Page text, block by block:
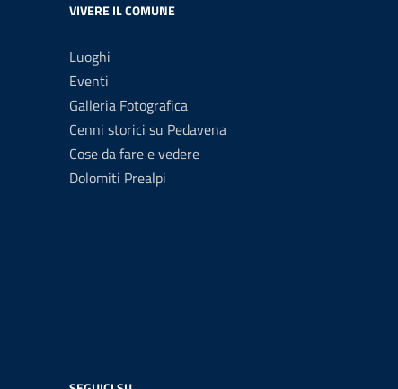
VIVERE IL COMUNE
Luoghi
Eventi
Galleria Fotografica
Cenni storici su Pedavena
Cose da fare e vedere
Dolomiti Prealpi